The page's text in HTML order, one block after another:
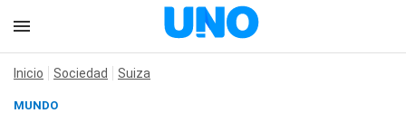
Inicio Sociedad Suiza
MUNDO